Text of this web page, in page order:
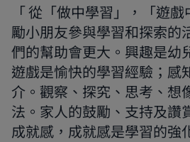
從「做中學習」，「遊
勵小朋友參與學習和探索的
們的幫助會更大。興趣是幼
遊戲是愉快的學習經驗；感
介。觀察、探究、思考、想
法。家人的鼓勵、支持及讚
成就感，成就感是學習的強